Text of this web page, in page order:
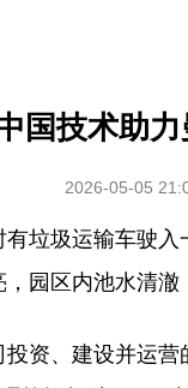
国技术助
2026-05-05
垃圾运输车驶
园区内池水清
资、建设并运